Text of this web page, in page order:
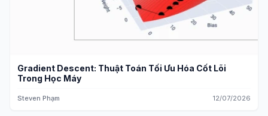
Gradient Descent: Thuật Toán Tối Ưu Hóa Cốt Lõi
Trong Học Máy
Steven Phạm 12/07/2026